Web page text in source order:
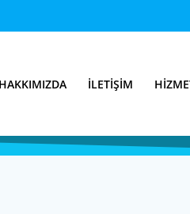
HAKKIMIZDA İLETIŞIM
Su